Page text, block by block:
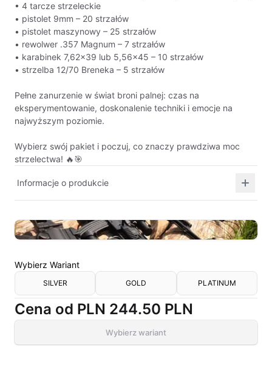
• 4 tarcze strzeleckie
• pistolet 9mm – 20 strzałów
• pistolet maszynowy – 25 strzałów
• rewolwer .357 Magnum – 7 strzałów
• karabinek 7,62×39 lub 5,56×45 – 10 strzałów
• strzelba 12/70 Breneka – 5 strzałów
Pełne zanurzenie w świat broni palnej: czas na
eksperymentowanie, doskonalenie techniki i emocje na
najwyższym poziomie.
Wybierz swój pakiet i poczuj, co znaczy prawdziwa moc
strzelectwa! 🔥🎯
Informacje o produkcie
Wybierz Wariant
SILVER GOLD PLATINUM
Cena od PLN 244.50 PLN
Wybierz wariant